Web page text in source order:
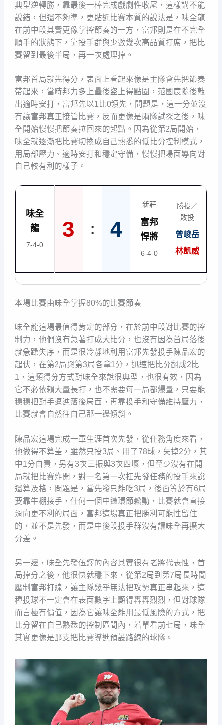
典型逆轉勝，靠最後一棒完成戲劇性收尾，這樣講不能
說錯，但還不夠準，更貼近比賽本質的說法是，味全龍
在前中段其實更像掌控節奏的一方，富邦則是在不完全
順手的狀態下，靠投手群與少數幾次高品質打席，把比
賽留到最後半局，再一次處理掉。
富邦首局就先得分，表面上看起來像是主隊會先把節奏
帶起來，當時邦力多上壘後盜上得點圈，范國宸隨後敲
出適時安打，富邦先以1比0領先，問題是，這一分並沒
有讓富邦真正接管比賽，反而更像是兩隊試探之後，味
全開始慢慢把節奏拉回來的起點。因為從第2局開始，
味全就逐漸把比賽切換成自己熟悉的低比分控制模式，
用局部壓力、適時安打和穩定守備，慢慢把場面導向對
自己較有利的樣子。
味全
龍
7-4-0
3 : 4
新莊
富邦
悍將
6-4-0
勝投／
敗投
曾峻岳
林凱威
本場比賽由味全掌握80%的比賽節奏
味全龍這場最值得肯定的部分，在於前中段對比賽的控
制力，他們沒有急著打成大比分，也沒有因為首局落後
就急躁失序，而是很冷靜地利用富邦先發投手陳品宏的
起伏，在第2局與第3局各拿1分，迅速把比分翻成2比
1，這類得分方式對味全來說很典型，也很有效，因為
它不必依賴大量長打，也不需要每一局都爆量，只要能
穩穩把對手逼進落後局面，再靠投手和守備維持壓力，
比賽就會自然往自己那一邊傾斜。
陳品宏這場完成一軍生涯首次先發，從任務角度來看，
他做得不算差，雖然只投3局、用了78球，失掉2分，其
中1分自責，另有3次三振與3次四壞，但至少沒有在開
局就把比賽炸開，對一名第一次扛先發任務的投手來說
還算及格，問題是，當先發只能吃3局，後面等於有6局
要靠牛棚接手，任何一個中繼環節鬆動，比賽就會直接
滑向更不利的局面，富邦這場真正把勝利可能性留住
的，並不是先發，而是中後段投手群沒有讓味全再擴大
分差。
另一邊，味全先發伍鐸的內容其實很有老將代表性，首
局掉分之後，他很快就穩下來，從第2局到第7局長時間
壓制富邦打線，讓主隊幾乎無法把攻勢真正串起來，這
種投球不一定會在表面數字上顯得轟轟烈烈，但對球隊
而言極有價值，因為它讓味全能用最低風險的方式，把
比分留在自己熟悉的控制區間內，若單看前七局，味全
其實更像是那支把比賽導進預設路線的球隊。